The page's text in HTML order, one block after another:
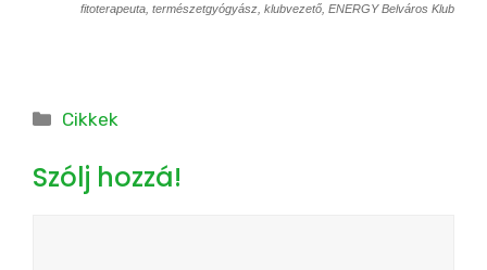
fitoterapeuta, természetgyógyász, klubvezető, ENERGY Belváros Klub
Kategória
Cikkek
Szólj hozzá!